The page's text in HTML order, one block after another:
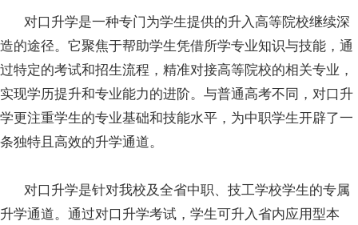
对口升学是一种专门为学生提供的升入高等院校继续深
造的途径。它聚焦于帮助学生凭借所学专业知识与技能，通
过特定的考试和招生流程，精准对接高等院校的相关专业，
实现学历提升和专业能力的进阶。与普通高考不同，对口升
学更注重学生的专业基础和技能水平，为中职学生开辟了一
条独特且高效的升学通道。
对口升学是针对我校及全省中职、技工学校学生的专属
升学通道。通过对口升学考试，学生可升入省内应用型本